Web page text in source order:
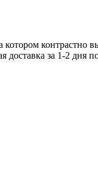
контрастно
доставка за 1-2